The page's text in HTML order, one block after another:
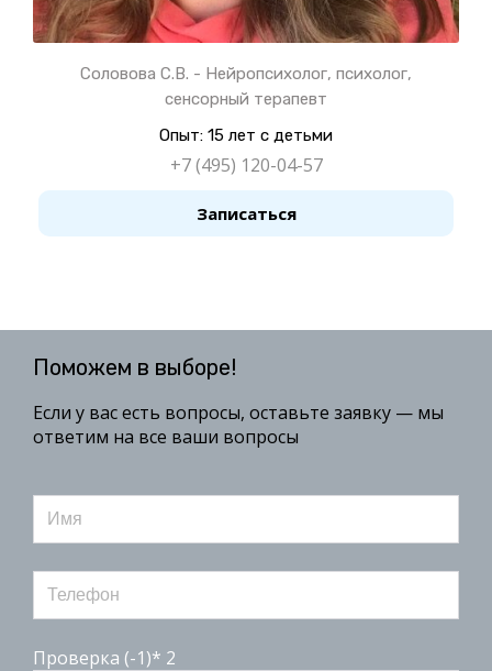
Соловова С.В. - Нейропсихолог, психолог,
сенсорный терапевт
Опыт: 15 лет с детьми
+7 (495) 120-04-57
Записаться
Поможем в выборе!
Если у вас есть вопросы, оставьте заявку — мы
ответим на все ваши вопросы
Проверка (-1)* 2